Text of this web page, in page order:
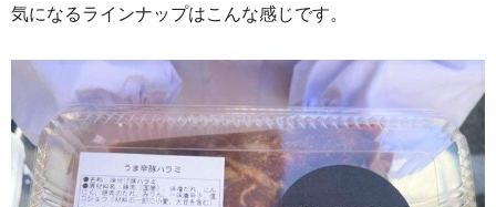
気になるラインナップはこんな感じです。